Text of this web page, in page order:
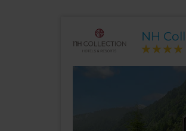
NH